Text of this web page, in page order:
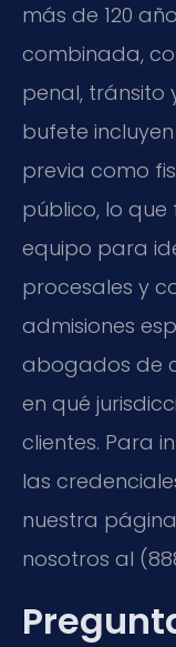
más de 120
combinada,
penal, tránsito
bufete
previa como
público, lo
equipo para
procesales y
admisiones
abogados de
en qué
clientes. Para
las
nuestra
nosotros al